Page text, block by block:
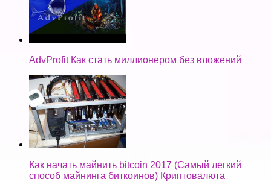
AdvProfit Как стать миллионером без вложений
Как начать майнить bitcoin 2017 (Самый легкий
способ майнинга биткоинов) Криптовалюта